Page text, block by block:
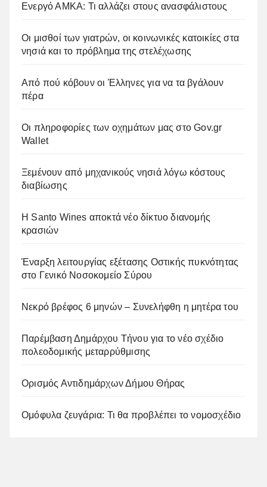
Ενεργό ΑΜΚΑ: Τι αλλάζει στους ανασφάλιστους
Οι μισθοί των γιατρών, οι κοινωνικές κατοικίες στα
νησιά και το πρόβλημα της στελέχωσης
Από πού κόβουν οι Έλληνες για να τα βγάλουν
πέρα
Οι πληροφορίες των οχημάτων μας στο Gov.gr
Wallet
Ξεμένουν από μηχανικούς νησιά λόγω κόστους
διαβίωσης
Η Santo Wines αποκτά νέο δίκτυο διανομής
κρασιών
Έναρξη λειτουργίας εξέτασης Οστικής πυκνότητας
στο Γενικό Νοσοκομείο Σύρου
Νεκρό βρέφος 6 μηνών – Συνελήφθη η μητέρα του
Παρέμβαση Δημάρχου Τήνου για το νέο σχέδιο
πολεοδομικής μεταρρύθμισης
Ορισμός Αντιδημάρχων Δήμου Θήρας
Ομόφυλα ζευγάρια: Τι θα προβλέπει το νομοσχέδιο